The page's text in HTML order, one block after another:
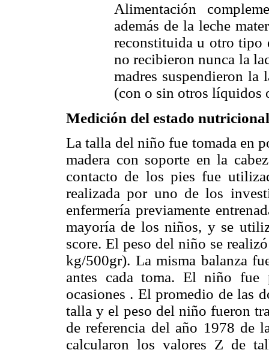
Alimentación
además de la leche
reconstituida u otro tipo
no recibieron nunca la
madres suspendieron la
(con o sin otros líquidos
Medición del estado nutricional
La talla del niño fue tomada en
madera con soporte en la
contacto de los pies fue
realizada por uno de los
enfermería previamente
mayoría de los niños, y se
score. El peso del niño se
kg/500gr). La misma balanza
antes cada toma. El niño fue
ocasiones . El promedio de las
talla y el peso del niño fueron
de referencia del año 1978 de
calcularon los valores Z de